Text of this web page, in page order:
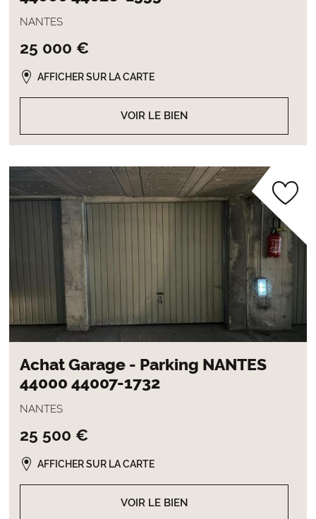
NANTES
25 000 €
VOIR LE BIEN
AFFICHER SUR LA CARTE
Achat Garage - Parking NANTES
44000 44007-1732
NANTES
25 500 €
VOIR LE BIEN
AFFICHER SUR LA CARTE